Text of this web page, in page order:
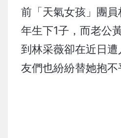
前「天氣女孩」團
年生下1子，而老公
到林采薇卻在近日
友們也紛紛替她抱不